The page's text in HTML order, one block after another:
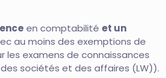
en comptabilité et un
au moins des exemptions de
les examens de connaissances
sociétés et des affaires (LW)).